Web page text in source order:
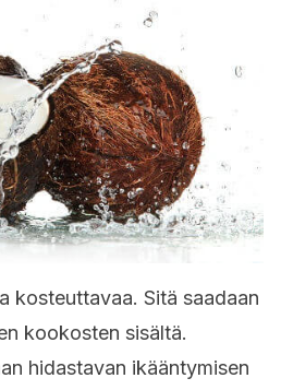
kosteuttavaa. Sitä saadaan
kookosten sisältä.
hidastavan ikääntymisen